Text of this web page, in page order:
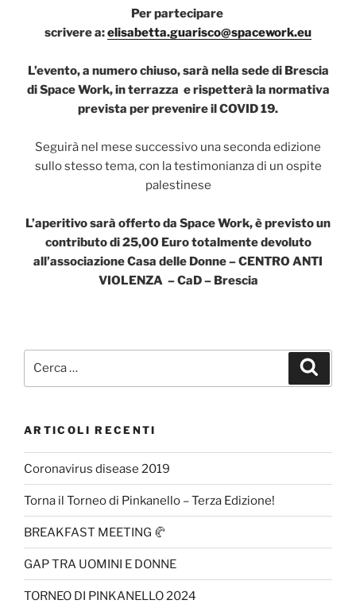
Per partecipare
scrivere a:elisabetta.guarisco@spacework.eu
L’evento, a numero chiuso,sarà nella sede di Brescia
di Space Work, in terrazza e rispetterà la normativa
prevista per prevenire il COVID 19.
Seguirà nel mese successivo una seconda edizione
sullo stesso tema, con la testimonianza di un ospite
palestinese
L’aperitivo sarà offerto da Space Work, è previsto un
contributo di 25,00 Euro totalmente devoluto
all’associazione Casa delle Donne – CENTRO ANTI
VIOLENZA – CaD – Brescia
ARTICOLI RECENTI
Coronavirus disease 2019
Torna il Torneo di Pinkanello – Terza Edizione!
BREAKFAST MEETING 🥐
GAP TRA UOMINI E DONNE
TORNEO DI PINKANELLO 2024